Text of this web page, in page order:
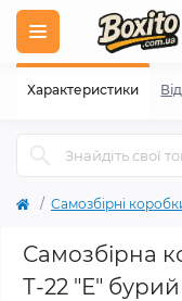
Самозбірні
Самозбірна
Т-22 "Е" бурий
Характеристики